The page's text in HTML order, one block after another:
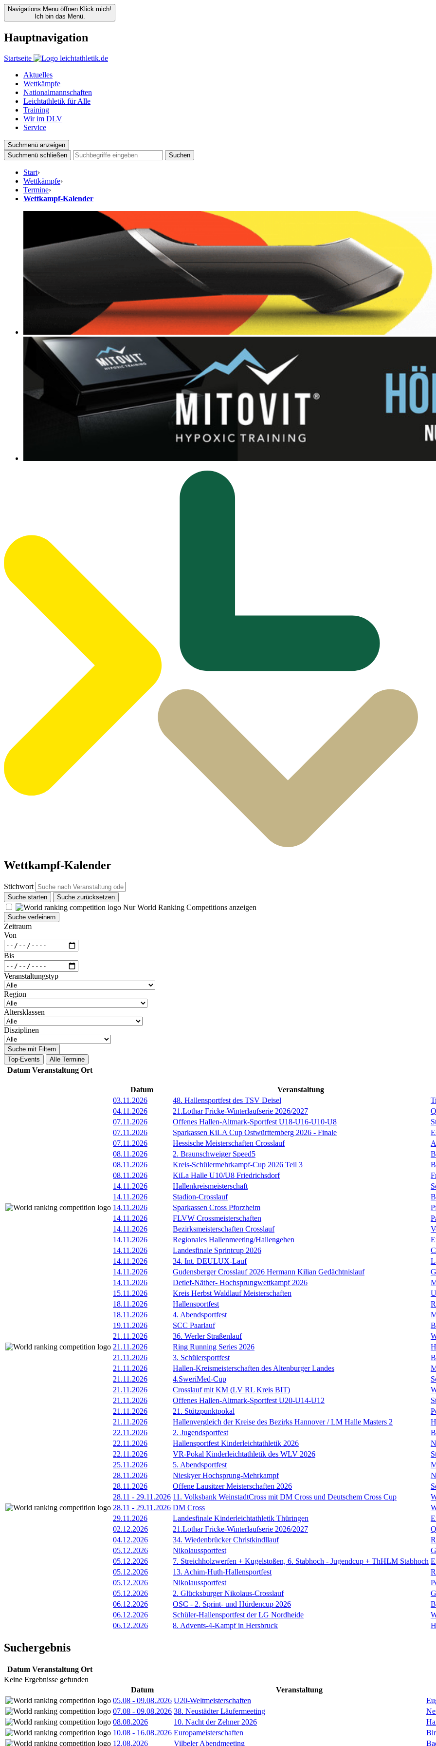
Navigations Menu öffnen Klick mich!
Ich bin das Menü.
Hauptnavigation
Startseite
Aktuelles
Wettkämpfe
Nationalmannschaften
Leichtathletik für Alle
Training
Wir im DLV
Service
Suchmenü anzeigen
Suchmenü schließen
Suchen
Start›
Wettkämpfe›
Termine›
Wettkampf-Kalender
Wettkampf-Kalender
Stichwort
Suche starten Suche zurücksetzen
Nur World Ranking Competitions anzeigen
Suche verfeinern
Zeitraum
Von
Bis
Veranstaltungstyp
Region
Altersklassen
Disziplinen
Suche mit Filtern
Top-Events
Alle Termine
Datum Veranstaltung Ort
Datum
Veranstaltung
03.11.2026
48. Hallensportfest des TSV Deisel
04.11.2026
21.Lothar Fricke-Winterlaufserie 2026/2027
07.11.2026
Offenes Hallen-Altmark-Sportfest U18-U16-U10-U8
07.11.2026
Sparkassen KiLA Cup Ostwürttemberg 2026 - Finale
07.11.2026
Hessische Meisterschaften Crosslauf
08.11.2026
2. Braunschweiger Speed5
08.11.2026
Kreis-Schülermehrkampf-Cup 2026 Teil 3
08.11.2026
KiLa Halle U10/U8 Friedrichsdorf
14.11.2026
Hallenkreismeisterschaft
14.11.2026
Stadion-Crosslauf
14.11.2026
Sparkassen Cross Pforzheim
14.11.2026
FLVW Crossmeisterschaften
14.11.2026
Bezirksmeisterschaften Crosslauf
14.11.2026
Regionales Hallenmeeting/Hallengehen
14.11.2026
Landesfinale Sprintcup 2026
14.11.2026
34. Int. DEULUX-Lauf
14.11.2026
Gudensberger Crosslauf 2026 Hermann Kilian Gedächtnislauf
14.11.2026
Detlef-Näther- Hochsprungwettkampf 2026
15.11.2026
Kreis Herbst Waldlauf Meisterschaften
18.11.2026
Hallensportfest
18.11.2026
4. Abendsportfest
19.11.2026
SCC Paarlauf
21.11.2026
36. Werler Straßenlauf
21.11.2026
Ring Running Series 2026
21.11.2026
3. Schülersportfest
21.11.2026
Hallen-Kreismeisterschaften des Altenburger Landes
21.11.2026
4.SweriMed-Cup
21.11.2026
Crosslauf mit KM (LV RL Kreis BIT)
21.11.2026
Offenes Hallen-Altmark-Sportfest U20-U14-U12
21.11.2026
21. Stützpunktpokal
21.11.2026
Hallenvergleich der Kreise des Bezirks Hannover / LM Halle Masters 2
22.11.2026
2. Jugendsportfest
22.11.2026
Hallensportfest Kinderleichtathletik 2026
22.11.2026
VR-Pokal Kinderleichtathletik des WLV 2026
25.11.2026
5. Abendsportfest
28.11.2026
Nieskyer Hochsprung-Mehrkampf
28.11.2026
Offene Lausitzer Meisterschaften 2026
28.11 - 29.11.2026 11. Volksbank WeinstadtCross mit DM Cross und Deutschem Cross Cup
28.11 - 29.11.2026 DM Cross
29.11.2026
Landesfinale Kinderleichtathletik Thüringen
02.12.2026
21.Lothar Fricke-Winterlaufserie 2026/2027
04.12.2026
34. Wiedenbrücker Christkindllauf
05.12.2026
Nikolaussportfest
05.12.2026
7. Streichholzwerfen + Kugelstoßen, 6. Stabhoch - Jugendcup + ThHLM Stabhoch
05.12.2026
13. Achim-Huth-Hallensportfest
05.12.2026
Nikolaussportfest
05.12.2026
2. Glücksburger Nikolaus-Crosslauf
06.12.2026
OSC - 2. Sprint- und Hürdencup 2026
06.12.2026
Schüler-Hallensportfest der LG Nordheide
06.12.2026
8. Advents-4-Kampf in Hersbruck
Suchergebnis
Datum Veranstaltung Ort
Keine Ergebnisse gefunden
Datum
Veranstaltung
05.08 - 09.08.2026 U20-Weltmeisterschaften
07.08 - 09.08.2026 38. Neustädter Läufermeeting
08.08.2026
10. Nacht der Zehner 2026
10.08 - 16.08.2026 Europameisterschaften
12.08.2026
Vilbeler Abendmeeting